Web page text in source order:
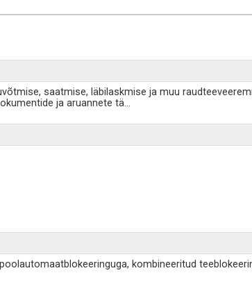
saatmise, läbilaskmise ja muu
ja aruannete tä...
kombineeritud